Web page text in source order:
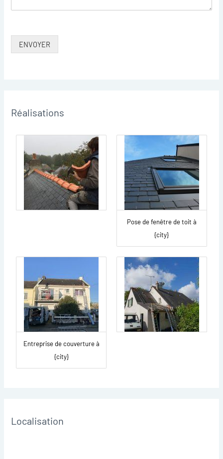
ENVOYER
Réalisations
Pose de fenêtre de toit à
{city}
Entreprise de couverture à
{city}
Localisation